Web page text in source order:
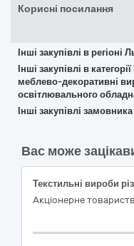
Корисні посилання
Інші закупівлі в регіоні
Інші закупівлі в
меблево-декоративні
освітлювального
Інші закупівлі
Вас може
Текстильні вироби
Акціонерне